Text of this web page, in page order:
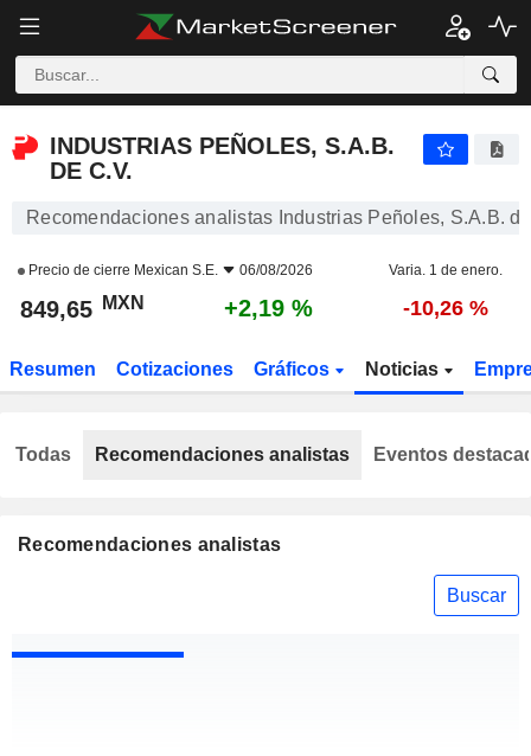
INDUSTRIAS PEÑOLES, S.A.B.
DE C.V.
Recomendaciones analistas Industrias Peñoles, S.A.B.
Precio de cierre Mexican S.E. 06/08/2026 Varia. 1 de enero.
849,65 MXN +2,19 % -10,26 %
Resumen Cotizaciones Gráficos Noticias
Recomendaciones analistas
Buscar
Todas Recomendaciones analistas Eventos